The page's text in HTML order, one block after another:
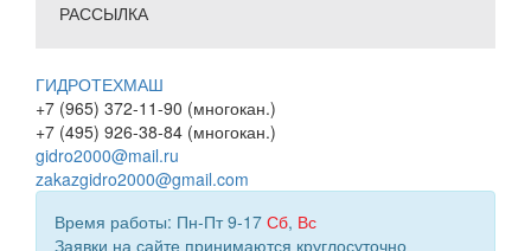
РАССЫЛКА
ГИДРОТЕХМАШ
+7 (965) 372-11-90 (многокан.)
+7 (495) 926-38-84 (многокан.)
gidro2000@mail.ru
zakazgidro2000@gmail.com
Время работы: Пн-Пт 9-17 Сб, Вс
Заявки на сайте принимаются круглосуточно